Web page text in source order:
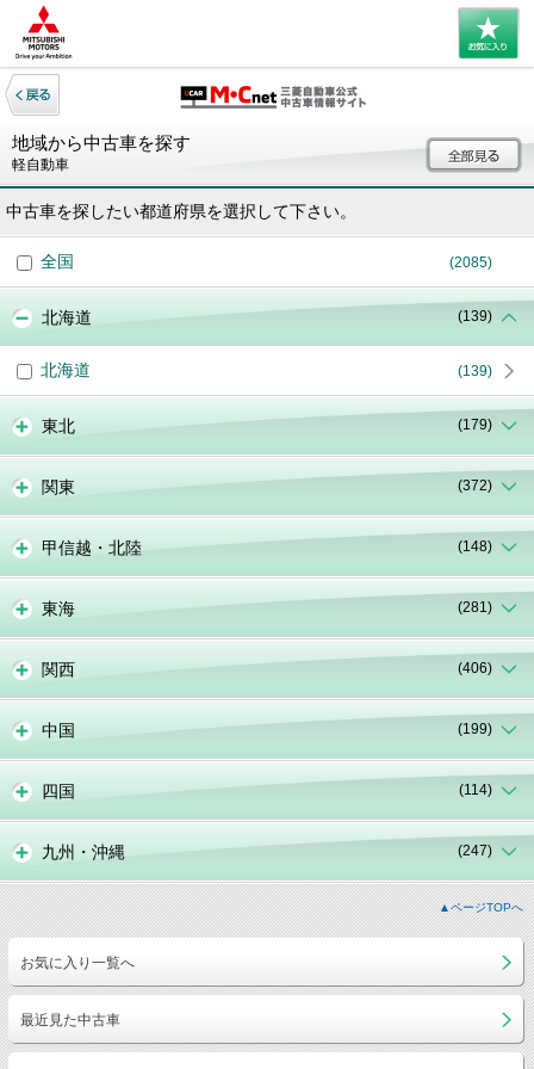
地域から中古車を探す
軽自動車
中古車を探したい都道府県を選択して下さい。
全国 (2085)
北海道 (139)
北海道 (139)
東北 (179)
関東 (372)
甲信越・北陸 (148)
東海 (281)
関西 (406)
中国 (199)
四国 (114)
九州・沖縄 (247)
▲ページTOPへ
お気に入り一覧へ
最近見た中古車